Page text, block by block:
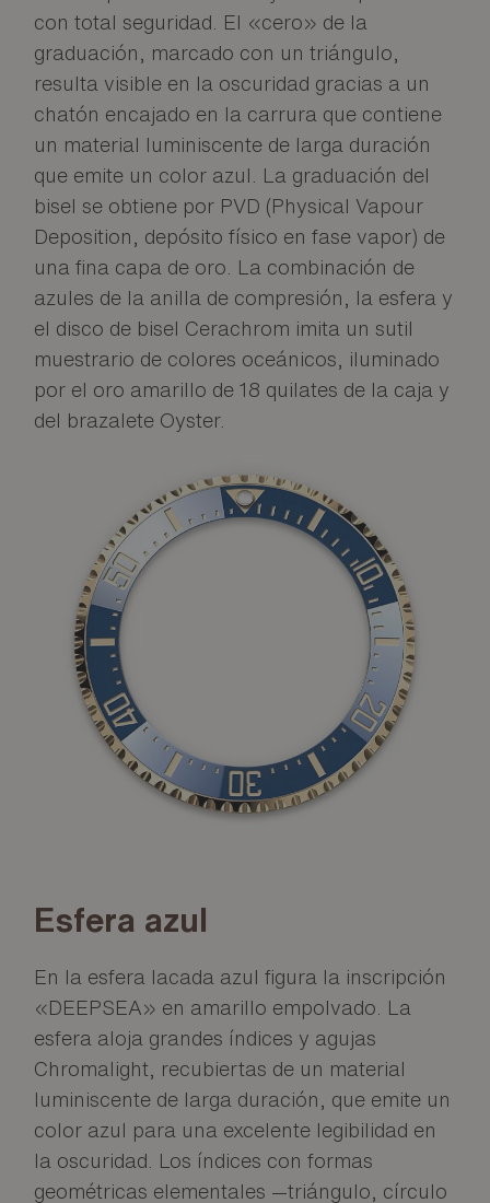
con total seguridad. El «cero» de la
graduación, marcado con un triángulo,
resulta visible en la oscuridad gracias a un
chatón encajado en la carrura que contiene
un material luminiscente de larga duración
que emite un color azul. La graduación del
bisel se obtiene por PVD (Physical Vapour
Deposition, depósito físico en fase vapor) de
una fina capa de oro. La combinación de
azules de la anilla de compresión, la esfera y
el disco de bisel Cerachrom imita un sutil
muestrario de colores oceánicos, iluminado
por el oro amarillo de 18 quilates de la caja y
del brazalete Oyster.
Esfera azul
En la esfera lacada azul figura la inscripción
«DEEPSEA» en amarillo empolvado. La
esfera aloja grandes índices y agujas
Chromalight, recubiertas de un material
luminiscente de larga duración, que emite un
color azul para una excelente legibilidad en
la oscuridad. Los índices con formas
geométricas elementales —triángulo, círculo